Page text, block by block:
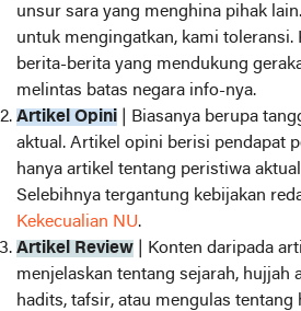
unsur sara yang menghina pihak
untuk mengingatkan, kami toleransi.
berita-berita yang mendukung
melintas batas negara info-nya.
Artikel Opini | Biasanya berupa
aktual. Artikel opini berisi pendapat
hanya artikel tentang peristiwa
Selebihnya tergantung kebijakan
Kekecualian NU.
Artikel Review | Konten daripada
menjelaskan tentang sejarah, hujjah
hadits, tafsir, atau mengulas tentang